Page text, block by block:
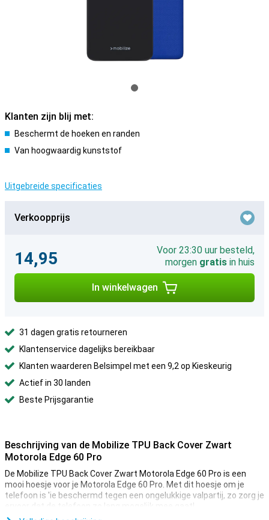
Klanten zijn blij met:
Beschermt de hoeken en randen
Van hoogwaardig kunststof
Uitgebreide specificaties
Verkoopprijs
14,95
Voor 23:30 uur besteld,
morgen gratis in huis
In winkelwagen
31 dagen gratis retourneren
Klantenservice dagelijks bereikbaar
Klanten waarderen Belsimpel met een 9,2 op Kieskeurig
Actief in 30 landen
Beste Prijsgarantie
Beschrijving van de Mobilize TPU Back Cover Zwart
Motorola Edge 60 Pro
De Mobilize TPU Back Cover Zwart Motorola Edge 60 Pro is een
mooi hoesje voor je Motorola Edge 60 Pro. Met dit hoesje om je
telefoon is 'ie beschermd tegen een ongelukkige valpartij, zo zorg je
ervoor dat de telefoon zo lang mogelijk mee gaat!